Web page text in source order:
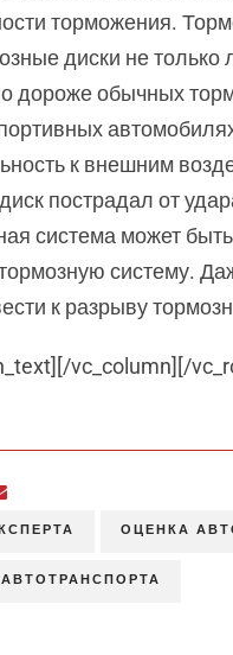
торможения.
диски не
дороже обычных
к внешним
пострадал от
система может
систему.
к разрыву
vc_column][/
ОЦЕНКА